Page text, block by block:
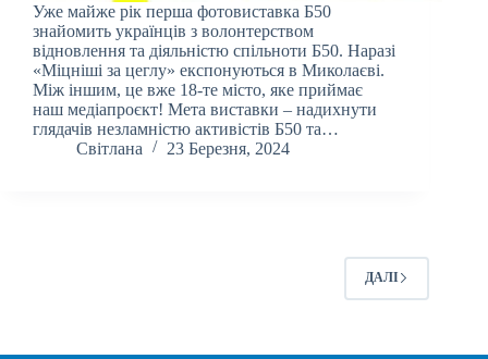
Уже майже рік перша фотовиставка Б50
знайомить українців з волонтерством
відновлення та діяльністю спільноти Б50. Наразі
«Міцніші за цеглу» експонуються в Миколаєві.
Між іншим, це вже 18-те місто, яке приймає
наш медіапроєкт! Мета виставки – надихнути
глядачів незламністю активістів Б50 та…
Світлана
23 Березня, 2024
ДАЛІ